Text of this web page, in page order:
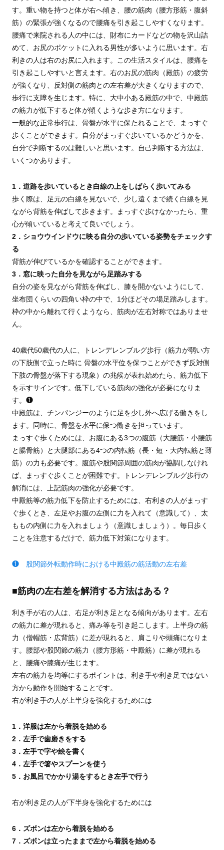
す。重い物を持つと体が右へ傾き、腰の筋肉（腰方形筋・腹斜
筋）の緊張が強くなるので腰痛を引き起こしやすくなります。
腰痛で来院される人の中には、財布にカードなどの物を沢山詰
めて、お尻のポケットに入れる男性が多いように思います。右
利きの人は右のお尻に入れます。この生活スタイルは、腰痛を
引き起こしやすいと言えます。右のお尻の筋肉（殿筋）の疲労
が強くなり、反対側の筋肉との左右差が大きくなりますので、
歩行に支障を生じます。特に、大中小ある殿筋の中で、中殿筋
の筋力が低下すると体が傾くような歩き方になります。
一般的な正常歩行は、骨盤が水平に保たれることで、まっすぐ
歩くことができます。自分がまっすぐ歩いているかどうかを、
自分で判断するのは難しいと思います。自己判断する方法は、
いくつかあります。
1．道路を歩いているとき白線の上をしばらく歩いてみる
歩く際は、足元の白線を見ないで、少し遠くまで続く白線を見
ながら背筋を伸ばして歩きます。まっすぐ歩けなかったら、重
心が傾いていると考えて良いでしょう。
2．ショウウインドウに映る自分の歩いている姿勢をチェックす
る
背筋が伸びているかを確認することができます。
3．窓に映った自分を見ながら足踏みする
自分の姿を見ながら背筋を伸ばし、膝を開かないようにして、
坐布団くらいの四角い枠の中で、1分ほどその場足踏みします。
枠の中から離れて行くようなら、筋肉が左右対称ではありませ
ん。
40歳代50歳代の人に、トレンデレンブルグ歩行（筋力が弱い方
の下肢側で立った時に 骨盤の水平位を保つことができず反対側
下肢の骨盤が落下する現象）の兆候が表れ始めたら、筋力低下
を示すサインです。低下している筋肉の強化が必要になりま
す。❶
中殿筋は、チンパンジーのように足を少し外へ広げる働きをし
ます。同時に、骨盤を水平に保つ働きを担っています。
まっすぐ歩くためには、お腹にある3つの腹筋（大腰筋・小腰筋
と腸骨筋）と大腿部にある4つの内転筋（長・短・大内転筋と薄
筋）の力も必要です。腹筋や股関節周囲の筋肉が協調しなけれ
ば、まっすぐ歩くことが困難です。トレンデレンブルグ歩行の
解消には、上記筋肉の強化が必要です。
中殿筋等の筋力低下を防止するためには、右利きの人がまっす
ぐ歩くとき、左足やお腹の左側に力を入れて（意識して）、太
ももの内側に力を入れましょう（意識しましょう）。毎日歩く
ことを注意するだけで、筋力低下対策になります。
❶ 股関節外転動作時における中殿筋の筋活動の左右差
■筋肉の左右差を解消する方法はある？
利き手が右の人は、右足が利き足となる傾向があります。左右
の筋力に差が現れると、痛み等を引き起こします。上半身の筋
力（僧帽筋・広背筋）に差が現れると、肩こりや頭痛になりま
す。腰部や股関節の筋力（腰方形筋・中殿筋）に差が現れる
と、腰痛や膝痛が生じます。
左右の筋力を均等にするポイントは、利き手や利き足ではない
方から動作を開始することです。
右が利き手の人が上半身を強化するためには
1．洋服は左から着脱を始める
2．左手で歯磨きをする
3．左手で字や絵を書く
4．左手で箸やスプーンを使う
5．お風呂でかかり湯をするとき左手で行う
右が利き足の人が下半身を強化するためには
6．ズボンは左から着脱を始める
7．ズボンは立ったままで左から着脱を始める